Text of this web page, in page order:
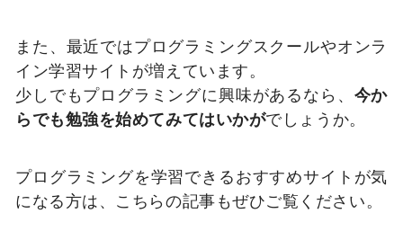
また、最近ではプログラミングスクールやオンラ
イン学習サイトが増えています。
少しでもプログラミングに興味があるなら、 今か
らでも勉強を始めてみてはいかがでしょうか。
プログラミングを学習できるおすすめサイトが気
になる方は、こちらの記事もぜひご覧ください。